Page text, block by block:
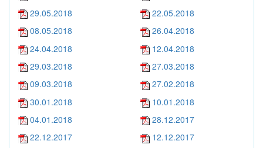
29.05.2018
22.05.2018
08.05.2018
26.04.2018
24.04.2018
12.04.2018
29.03.2018
27.03.2018
09.03.2018
27.02.2018
30.01.2018
10.01.2018
04.01.2018
28.12.2017
22.12.2017
12.12.2017